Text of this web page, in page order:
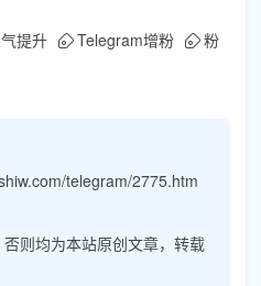
提升 Telegram增粉
粉
telegram/2775.htm
则均为本站原创文章，转载